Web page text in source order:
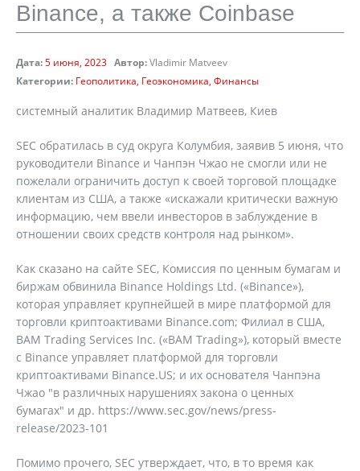
Binance, а также Coinbase
Дата:5 июня, 2023 Автор:Vladimir Matveev
Категории: Геополитика Геоэкономика Финансы
системный аналитик Владимир Матвеев, Киев
SEC обратилась в суд округа Колумбия, заявив 5 июня, что
руководители Binance и Чанпэн Чжао не смогли или не
пожелали ограничить доступ к своей торговой площадке
клиентам из США, а также «искажали критически важную
информацию, чем ввели инвесторов в заблуждение в
отношении своих средств контроля над рынком».
Как сказано на сайте SEC, Комиссия по ценным бумагам и
биржам обвинила Binance Holdings Ltd. («Binance»),
которая управляет крупнейшей в мире платформой для
торговли криптоактивами Binance.com; Филиал в США,
BAM Trading Services Inc. («BAM Trading»), который вместе
с Binance управляет платформой для торговли
криптоактивами Binance.US; и их основателя Чанпэна
Чжао "в различных нарушениях закона о ценных
бумагах" и др. https://www.sec.gov/news/press-
release/2023-101
Помимо прочего, SEC утверждает, что, в то время как